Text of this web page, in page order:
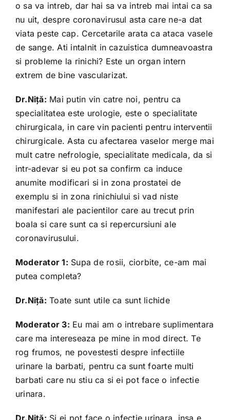
o sa va intreb, dar hai sa va intreb mai intai ca sa
nu uit, despre coronavirusul asta care ne-a dat
viata peste cap. Cercetarile arata ca ataca vasele
de sange. Ati intalnit in cazuistica dumneavoastra
si probleme la rinichi? Este un organ intern
extrem de bine vascularizat.
Dr.Niță: Mai putin vin catre noi, pentru ca
specialitatea este urologie, este o specialitate
chirurgicala, in care vin pacienti pentru interventii
chirurgicale. Asta cu afectarea vaselor merge mai
mult catre nefrologie, specialitate medicala, da si
intr-adevar si eu pot sa confirm ca induce
anumite modificari si in zona prostatei de
exemplu si in zona rinichiului si vad niste
manifestari ale pacientilor care au trecut prin
boala si care sunt ca si repercursiuni ale
coronavirusului.
Moderator 1: Supa de rosii, ciorbite, ce-am mai
putea completa?
Dr.Niță: Toate sunt utile ca sunt lichide
Moderator 3: Eu mai am o intrebare suplimentara
care ma intereseaza pe mine in mod direct. Te
rog frumos, ne povestesti despre infectiile
urinare la barbati, pentru ca sunt foarte multi
barbati care nu stiu ca si ei pot face o infectie
urinara.